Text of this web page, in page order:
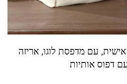
עם מדפסת לוגו, אריזה
דפוס אותיות